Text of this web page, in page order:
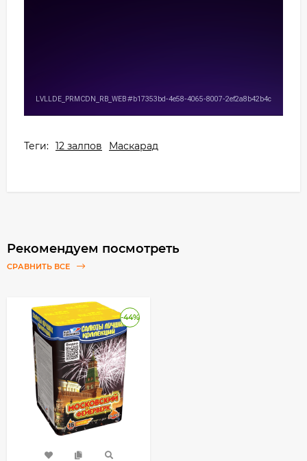
Теги: 12 залпов Маскарад
Рекомендуем посмотреть
СРАВНИТЬ ВСЕ
-44%